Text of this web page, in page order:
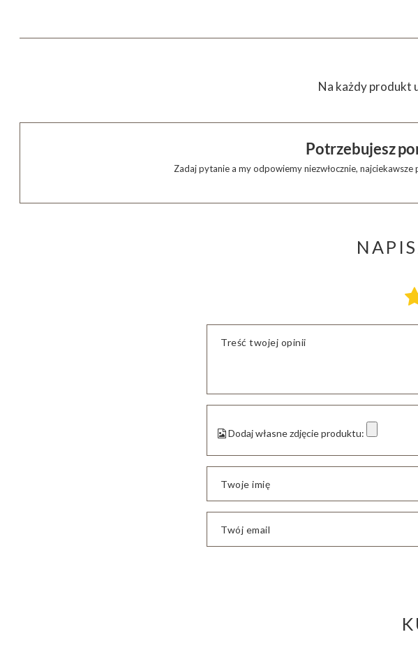
Na każdy produkt
Potrzebujesz
Zadaj pytanie a my odpowiemy niezwłocznie,
Treść twojej opinii
Dodaj własne zdjęcie produktu:
Twoje imię
Twój email